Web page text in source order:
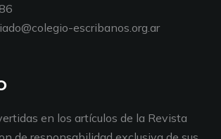
escribanos.org.ar
en los artículos de la Revista